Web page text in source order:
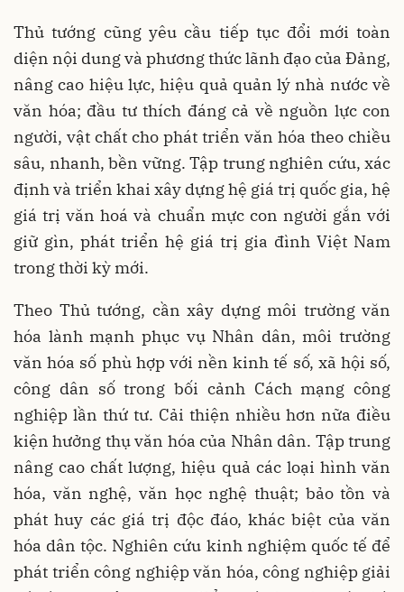
Thủ tướng cũng yêu cầu tiếp tục đổi mới toàn
diện nội dung và phương thức lãnh đạo của Đảng,
nâng cao hiệu lực, hiệu quả quản lý nhà nước về
văn hóa; đầu tư thích đáng cả về nguồn lực con
người, vật chất cho phát triển văn hóa theo chiều
sâu, nhanh, bền vững. Tập trung nghiên cứu, xác
định và triển khai xây dựng hệ giá trị quốc gia, hệ
giá trị văn hoá và chuẩn mực con người gắn với
giữ gìn, phát triển hệ giá trị gia đình Việt Nam
trong thời kỳ mới.
Theo Thủ tướng, cần xây dựng môi trường văn
hóa lành mạnh phục vụ Nhân dân, môi trường
văn hóa số phù hợp với nền kinh tế số, xã hội số,
công dân số trong bối cảnh Cách mạng công
nghiệp lần thứ tư. Cải thiện nhiều hơn nữa điều
kiện hưởng thụ văn hóa của Nhân dân. Tập trung
nâng cao chất lượng, hiệu quả các loại hình văn
hóa, văn nghệ, văn học nghệ thuật; bảo tồn và
phát huy các giá trị độc đáo, khác biệt của văn
hóa dân tộc. Nghiên cứu kinh nghiệm quốc tế để
phát triển công nghiệp văn hóa, công nghiệp giải